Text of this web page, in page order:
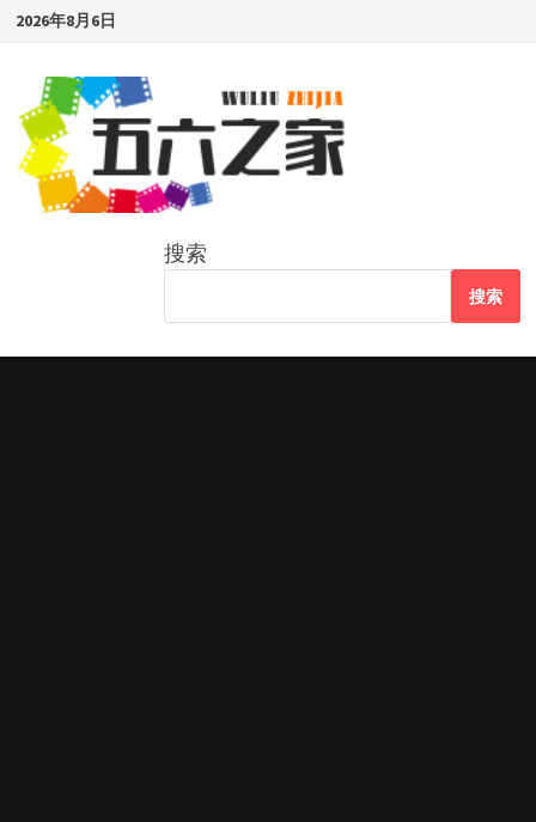
Skip
content
2026年8月6日
搜索
搜索